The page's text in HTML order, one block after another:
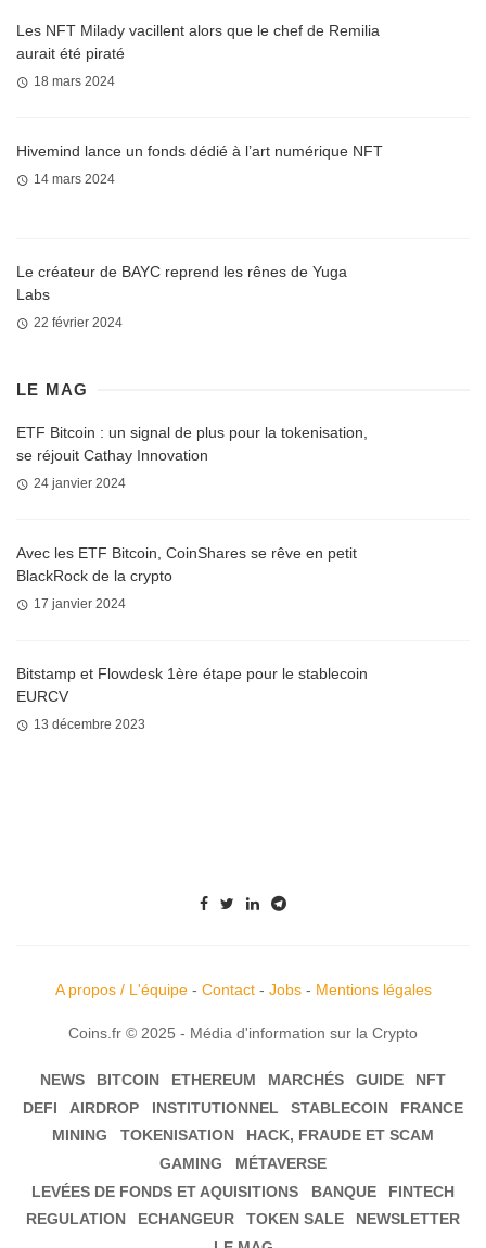
Les NFT Milady vacillent alors que le chef de Remilia
aurait été piraté
18 mars 2024
Hivemind lance un fonds dédié à l’art numérique NFT
14 mars 2024
Le créateur de BAYC reprend les rênes de Yuga
Labs
22 février 2024
LE MAG
ETF Bitcoin : un signal de plus pour la tokenisation,
se réjouit Cathay Innovation
24 janvier 2024
Avec les ETF Bitcoin, CoinShares se rêve en petit
BlackRock de la crypto
17 janvier 2024
Bitstamp et Flowdesk 1ère étape pour le stablecoin
EURCV
13 décembre 2023
A propos / L'équipe- Contact- Jobs- Mentions légales
Coins.fr © 2025 - Média d'information sur la Crypto
NEWS BITCOIN ETHEREUM MARCHÉS GUIDE
NFT
DEFI
AIRDROP INSTITUTIONNEL STABLECOIN
FRANCE
MINING
TOKENISATION
HACK, FRAUDE ET SCAM
GAMING
MÉTAVERSE
LEVÉES DE FONDS ET AQUISITIONS
BANQUE
FINTECH
REGULATION
ECHANGEUR TOKEN SALE
NEWSLETTER